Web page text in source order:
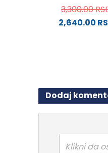
3,300.00
2,640.00
na
Dodaj
Klikni da